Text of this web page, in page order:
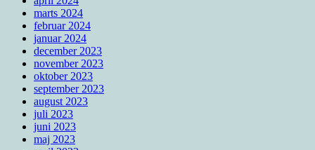
marts 2024
februar 2024
januar 2024
december 2023
november 2023
oktober 2023
september 2023
august 2023
juli 2023
juni 2023
maj 2023